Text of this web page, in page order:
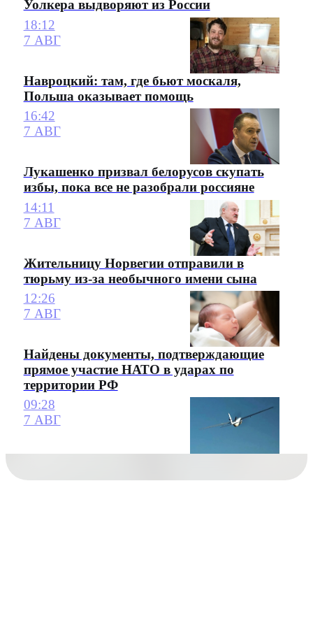
Уолкера выдворяют из России
18:12
7 АВГ
Навроцкий: там, где бьют москаля,
Польша оказывает помощь
16:42
7 АВГ
Лукашенко призвал белорусов скупать
избы, пока все не разобрали россияне
14:11
7 АВГ
Жительницу Норвегии отправили в
тюрьму из-за необычного имени сына
12:26
7 АВГ
Найдены документы, подтверждающие
прямое участие НАТО в ударах по
территории РФ
09:28
7 АВГ